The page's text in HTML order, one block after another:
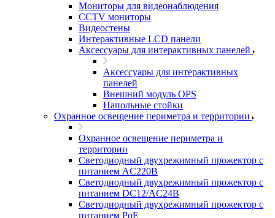
Мониторы для видеонаблюдения
CCTV мониторы
Видеостены
Интерактивные LCD панели
Аксессуары для интерактивных панелей
Аксессуары для интерактивных
панелей
Внешний модуль OPS
Напольные стойки
Охранное освещение периметра и территории
Охранное освещение периметра и
территории
Светодиодный двухрежимный прожектор с
питанием AC220В
Светодиодный двухрежимный прожектор с
питанием DC12/AC24В
Светодиодный двухрежимный прожектор с
питанием PoE